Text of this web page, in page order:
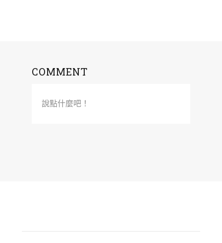
COMMENT
說點什麼吧！